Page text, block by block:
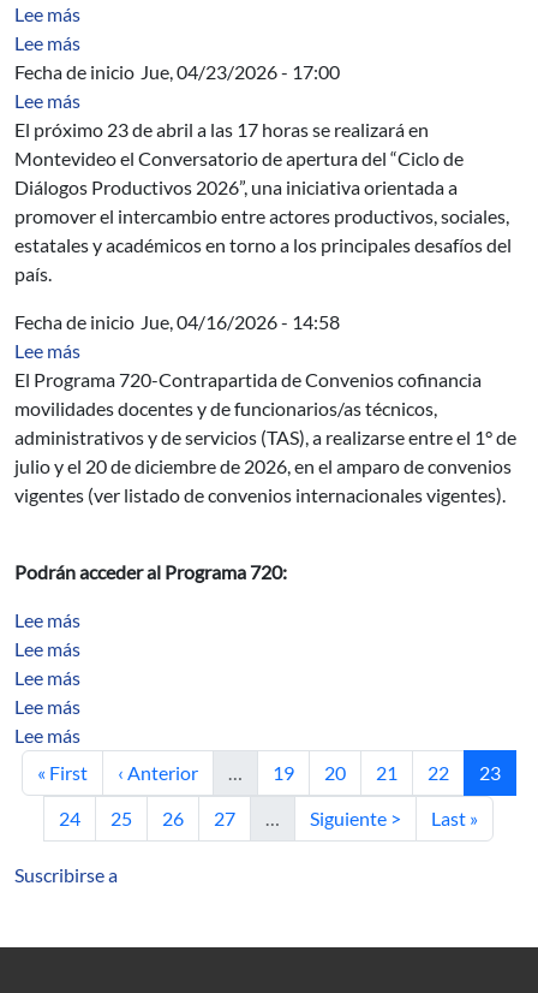
Lee mássobre Shadowing property for the free group acting in
Lee mássobre Competencias digitales y socio-afectivas en
Fecha de inicio Jue, 04/23/2026 - 17:00
Lee mássobre Ciclo de Diálogos Productivos 2026
El próximo 23 de abril a las 17 horas se realizará en
Montevideo el Conversatorio de apertura del “Ciclo de
Diálogos Productivos 2026”, una iniciativa orientada a
promover el intercambio entre actores productivos, sociales,
estatales y académicos en torno a los principales desafíos del
país.
Fecha de inicio Jue, 04/16/2026 - 14:58
Lee mássobre Programa 720 Contrapartida de Convenios -
El Programa 720-Contrapartida de Convenios cofinancia
movilidades docentes y de funcionarios/as técnicos,
administrativos y de servicios (TAS), a realizarse entre el 1° de
julio y el 20 de diciembre de 2026, en el amparo de convenios
vigentes (ver listado de convenios internacionales vigentes).
Podrán acceder al Programa 720:
Lee mássobre Automatic mesh-free boundary analysis: multi-
Lee mássobre C 0 -stability for actions implies shadowing
Lee mássobre A SIMPLE PROOF OF A THEOREM OF
Lee mássobre The growth rate inequality for Thurston maps
Lee mássobre On the non-existence of perfect codes in the
Primera página
« First Página anterior
‹ Anterior … Página
19 Página
20 Página
21 Página
22
23
Página
24 Página
25 Página
26 Página
27 … Siguiente página
Siguiente > Última
Last »
Suscribirse a